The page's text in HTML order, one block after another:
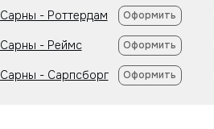
Сарны - Роттердам Оформить
Сарны - Реймс Оформить
Сарны - Сарпсборг Оформить